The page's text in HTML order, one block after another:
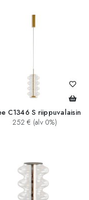
C1346 S riippuvalaisin
252 € (alv 0%)